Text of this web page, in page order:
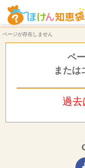
ページが存在しません | ほけん知恵袋
ページが存在しません
ペ
または
過去